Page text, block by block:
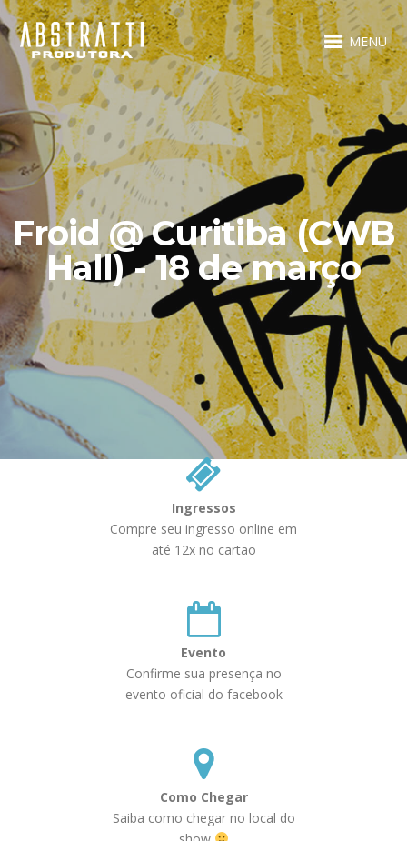
MENU
Froid @ Curitiba (CWB
Hall) - 18 de março
Ingressos
Compre seu ingresso online em
até 12x no cartão
Evento
Confirme sua presença no
evento oficial do facebook
Como Chegar
Saiba como chegar no local do